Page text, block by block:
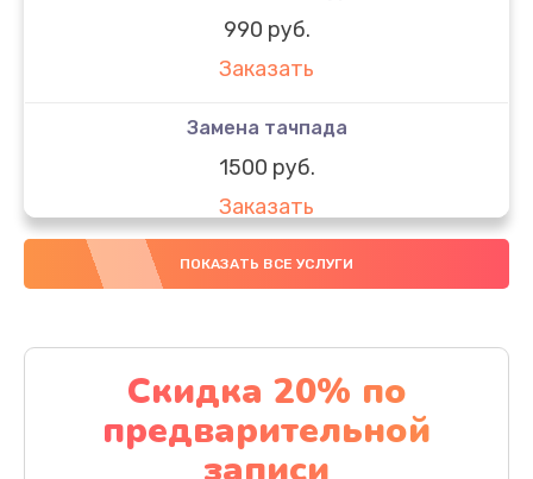
990 руб.
Заказать
Замена тачпада
1500 руб.
Заказать
Замена южного моста
Заказать
Чистка от пыли
1060 руб.
ПОКАЗАТЬ ВСЕ УСЛУГИ
Скидка 20% по
предварительной